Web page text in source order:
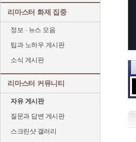
리마스터 화제 집중
정보 · 뉴스 모음
팁과 노하우 게시판
소식 게시판
리마스터 커뮤니티
자유 게시판
질문과 답변 게시판
스크린샷 갤러리